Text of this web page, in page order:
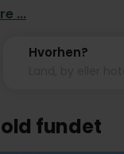
...
Hvorhen?
fundet